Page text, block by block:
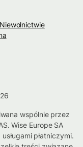
wspólnie przez
Wise Europe SA
płatniczymi.